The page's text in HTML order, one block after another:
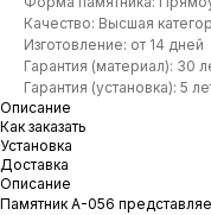
Качество: Высшая
Изготовление: от 14 дней
Гарантия (материал): 30
Гарантия (установка): 5
Описание
Как заказать
Установка
Доставка
Описание
Памятник A-056